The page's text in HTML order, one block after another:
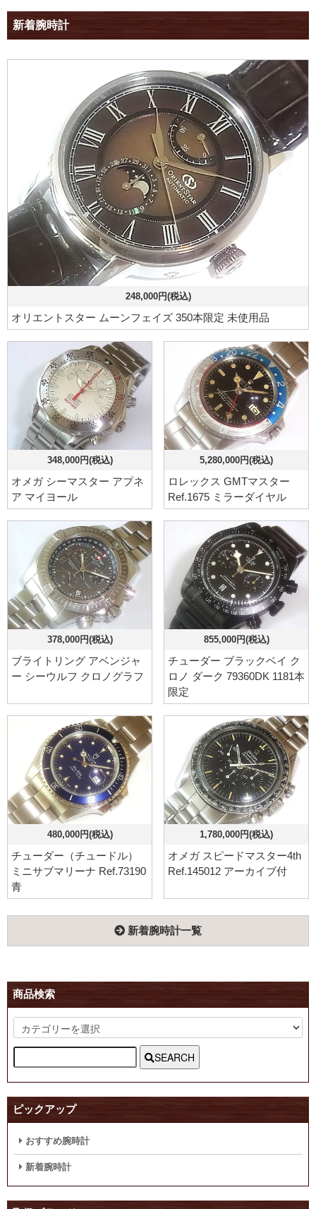
新着腕時計
248,000円(税込)
オリエントスター ムーンフェイズ 350本限定 未使用品
348,000円(税込)
オメガ シーマスター アプネ
ア マイヨール
5,280,000円(税込)
ロレックス GMTマスター
Ref.1675 ミラーダイヤル
378,000円(税込)
ブライトリング アベンジャ
ー シーウルフ クロノグラフ
855,000円(税込)
チューダー ブラックベイ ク
ロノ ダーク 79360DK 1181本
限定
480,000円(税込)
チューダー（チュードル）
ミニサブマリーナ Ref.73190
青
1,780,000円(税込)
オメガ スピードマスター4th
Ref.145012 アーカイブ付
新着腕時計一覧
商品検索
SEARCH
ピックアップ
おすすめ腕時計
新着腕時計